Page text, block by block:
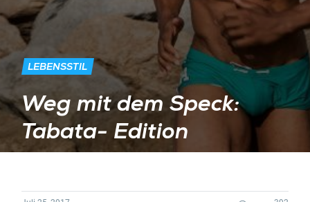
LEBENSSTIL
Weg mit dem Speck:
Tabata- Edition